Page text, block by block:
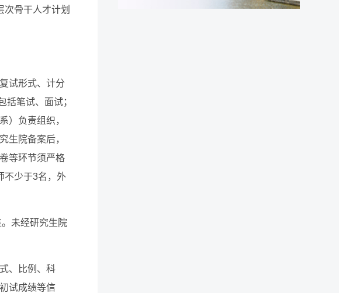
骨干人才计划
试形式、计分
笔试、面试；
）负责组织，
生院备案后，
等环节须严格
不少于3名，外
未经研究生院
、比例、科
试成绩等信